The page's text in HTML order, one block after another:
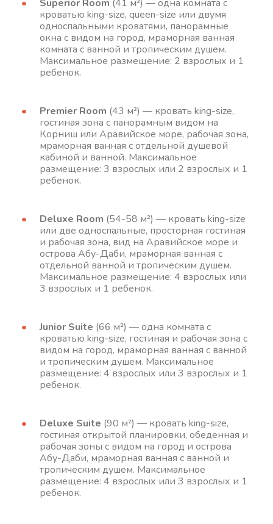
Superior Room (41 м²) — одна комната с
кроватью king-size, queen-size или двумя
односпальными кроватями, панорамные
окна с видом на город, мраморная ванная
комната с ванной и тропическим душем.
Максимальное размещение: 2 взрослых и 1
ребенок.
Premier Room (43 м²) — кровать king-size,
гостиная зона с панорамным видом на
Корниш или Аравийское море, рабочая зона,
мраморная ванная с отдельной душевой
кабиной и ванной. Максимальное
размещение: 3 взрослых или 2 взрослых и 1
ребенок.
Deluxe Room (54-58 м²) — кровать king-size
или две односпальные, просторная гостиная
и рабочая зона, вид на Аравийское море и
острова Абу-Даби, мраморная ванная с
отдельной ванной и тропическим душем.
Максимальное размещение: 4 взрослых или
3 взрослых и 1 ребенок.
Junior Suite (66 м²) — одна комната с
кроватью king-size, гостиная и рабочая зона с
видом на город, мраморная ванная с ванной
и тропическим душем. Максимальное
размещение: 4 взрослых или 3 взрослых и 1
ребенок.
Deluxe Suite (90 м²) — кровать king-size,
гостиная открытой планировки, обеденная и
рабочая зоны с видом на город и острова
Абу-Даби, мраморная ванная с ванной и
тропическим душем. Максимальное
размещение: 4 взрослых или 3 взрослых и 1
ребенок.